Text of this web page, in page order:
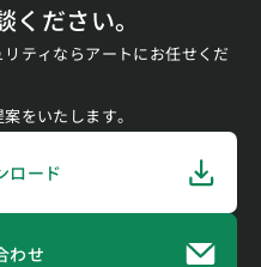
ください。
ティならアートにお任せくだ
をいたします。
ロード
わせ